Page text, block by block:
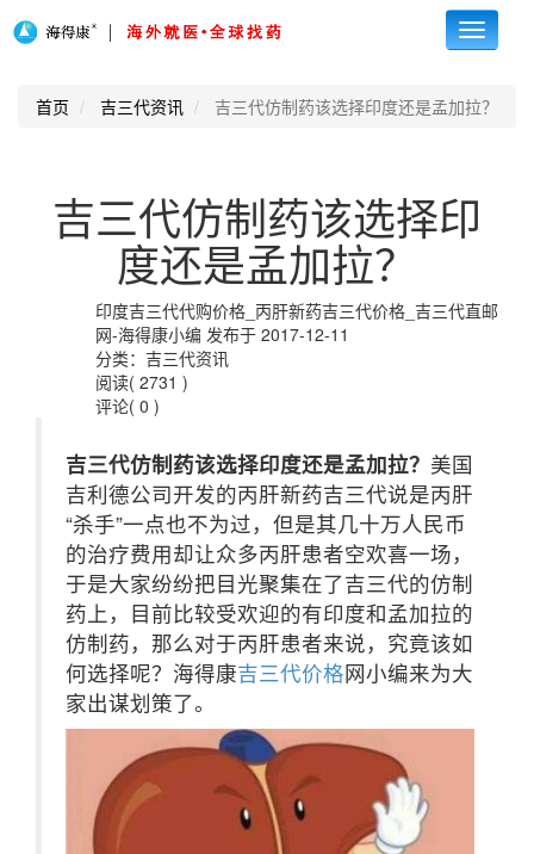
Toggle
首页 吉三代资讯 吉三代仿制药该选择印度还是孟加拉？
吉三代仿制药该选择印
度还是孟加拉？
印度吉三代代购价格_丙肝新药吉三代价格_吉三代直邮
网-海得康小编 发布于 2017-12-11
分类：吉三代资讯
阅读( 2731 )
评论( 0 )
吉三代仿制药该选择印度还是孟加拉？ 美国
吉利德公司开发的丙肝新药吉三代说是丙肝
“杀手”一点也不为过，但是其几十万人民币
的治疗费用却让众多丙肝患者空欢喜一场，
于是大家纷纷把目光聚集在了吉三代的仿制
药上，目前比较受欢迎的有印度和孟加拉的
仿制药，那么对于丙肝患者来说，究竟该如
何选择呢？海得康吉三代价格网小编来为大
家出谋划策了。